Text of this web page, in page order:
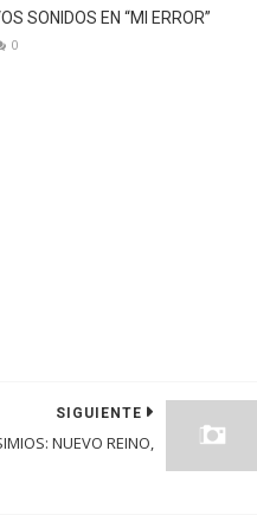
SONIDOS EN “MI ERROR”
0
SIGUIENTE
NUEVO REINO,